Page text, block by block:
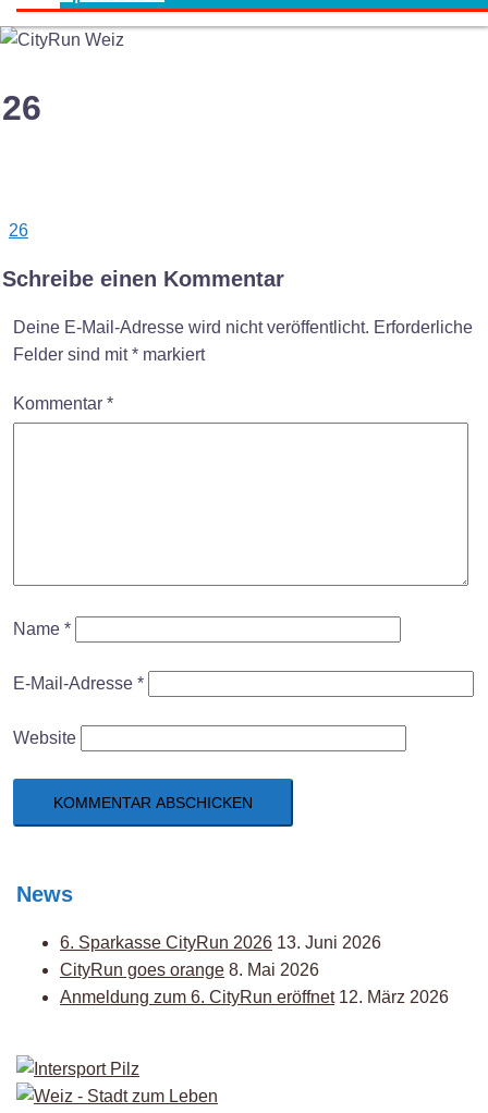
26
Post
26
Schreibe einen Kommentar
Deine E-Mail-Adresse wird nicht veröffentlicht. Erforderliche
Felder sind mit* markiert
Kommentar *
Name *
E-Mail-Adresse *
Website
News
6. Sparkasse CityRun 2026 13. Juni 2026
CityRun goes orange 8. Mai 2026
Anmeldung zum 6. CityRun eröffnet 12. März 2026